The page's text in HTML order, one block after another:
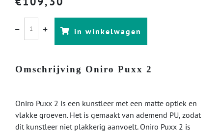
in winkelwagen
Omschrijving Oniro Puxx 2
Oniro Puxx 2 is een kunstleer met een matte optiek en
vlakke groeven. Het is gemaakt van ademend PU, zodat
dit kunstleer niet plakkerig aanvoelt. Oniro Puxx 2 is